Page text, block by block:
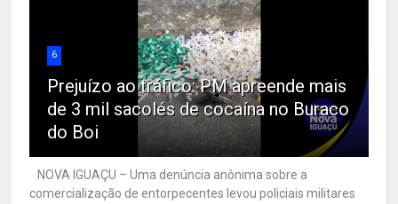
6
Prejuízo ao tráfico: PM apreende mais
de 3 mil sacolés de cocaína no Buraco
do Boi
NOVA IGUAÇU – Uma denúncia anônima sobre a
comercialização de entorpecentes levou policiais militares